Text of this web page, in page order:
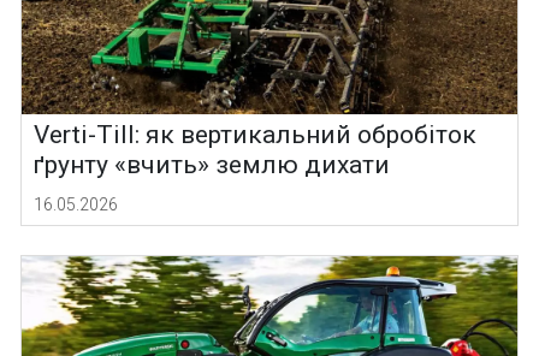
Verti-Till: як вертикальний обробіток
ґрунту «вчить» землю дихати
16.05.2026